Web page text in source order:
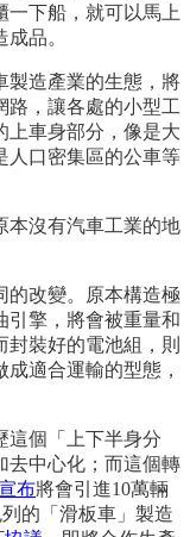
一下船，就可以馬上
品。
製造產業的生態，將
路，讓各處的小型工
上車身部分，像是大
人口密集區的公車等
本沒有汽車工業的地
的改變。原本構造極
引擎，將會被重量和
裝好的電池組，則
適合運輸的型態，
這個「上下半身分
去中心化；而這個轉
布將會引進10萬輛
的「滑板車」製造